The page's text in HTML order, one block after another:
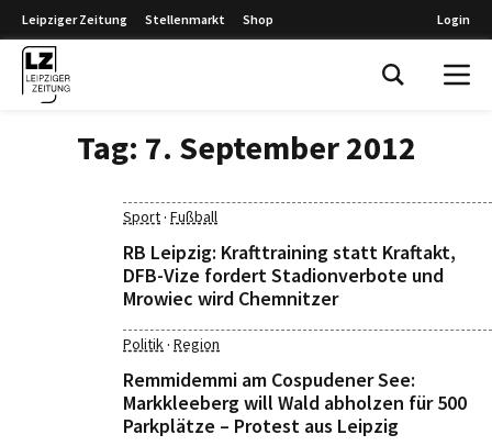
Leipziger Zeitung Stellenmarkt Shop Login
Tag: 7. September 2012
Sport· Fußball
RB Leipzig: Krafttraining statt Kraftakt,
DFB-Vize fordert Stadionverbote und
Mrowiec wird Chemnitzer
Politik· Region
Remmidemmi am Cospudener See:
Markkleeberg will Wald abholzen für 500
Parkplätze – Protest aus Leipzig